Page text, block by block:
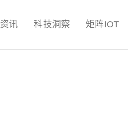
,计算,AI,人工智
讯 科技洞察 矩阵IOT